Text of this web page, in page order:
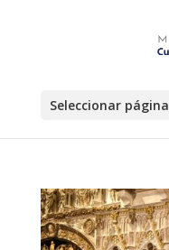
Seleccionar página